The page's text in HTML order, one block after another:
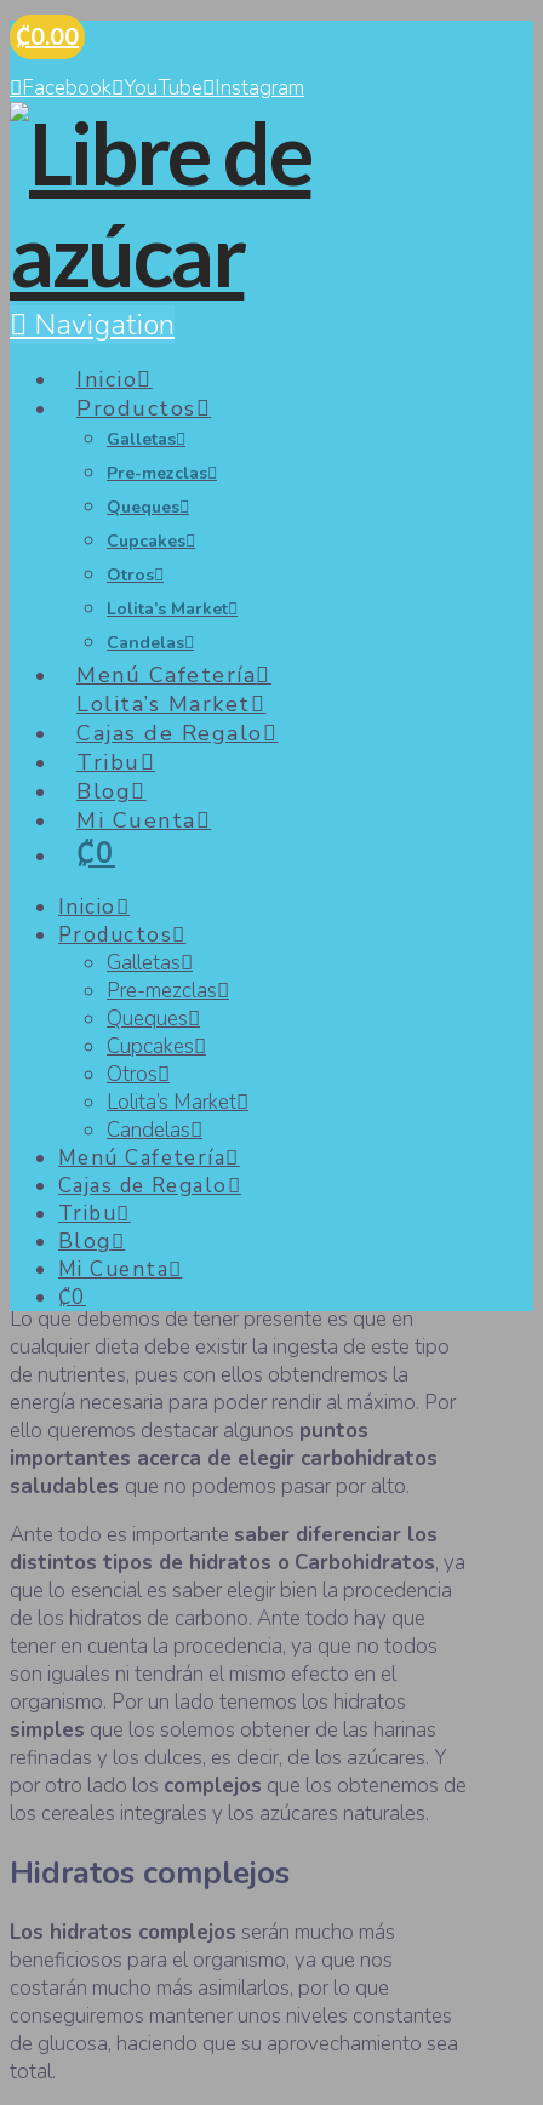
₡0.00
Facebook YouTube Instagram
Navigation
Inicio
Productos
Galletas
Pre-mezclas
Queques
Cupcakes
Otros
Lolita’s Market
Candelas
Menú Cafetería
Lolita’s Market
Cajas de Regalo
Tribu
Blog
Mi Cuenta
₡0
Inicio
Productos
Galletas
Pre-mezclas
Queques
Cupcakes
Otros
Lolita’s Market
Candelas
Menú Cafetería
Cajas de Regalo
Tribu
Blog
Mi Cuenta
₡0
Conoce todos los detalles sobre
elegir carbohidratos saludables
Lo que debemos de tener presente es que en
cualquier dieta debe existir la ingesta de este tipo
de nutrientes, pues con ellos obtendremos la
energía necesaria para poder rendir al máximo. Por
ello queremos destacar algunos puntos
importantes acerca de elegir carbohidratos
saludables que no podemos pasar por alto.
Ante todo es importante saber diferenciar los
distintos tipos de hidratos o Carbohidratos, ya
que lo esencial es saber elegir bien la procedencia
de los hidratos de carbono. Ante todo hay que
tener en cuenta la procedencia, ya que no todos
son iguales ni tendrán el mismo efecto en el
organismo. Por un lado tenemos los hidratos
simples que los solemos obtener de las harinas
refinadas y los dulces, es decir, de los azúcares. Y
por otro lado los complejos que los obtenemos de
los cereales integrales y los azúcares naturales.
Hidratos complejos
Los hidratos complejos serán mucho más
beneficiosos para el organismo, ya que nos
costarán mucho más asimilarlos, por lo que
conseguiremos mantener unos niveles constantes
de glucosa, haciendo que su aprovechamiento sea
total.